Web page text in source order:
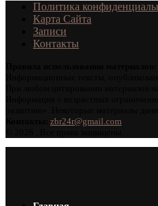
Политика
Карта Сайта
Записи
Контакты
zbr24r@gmail.com